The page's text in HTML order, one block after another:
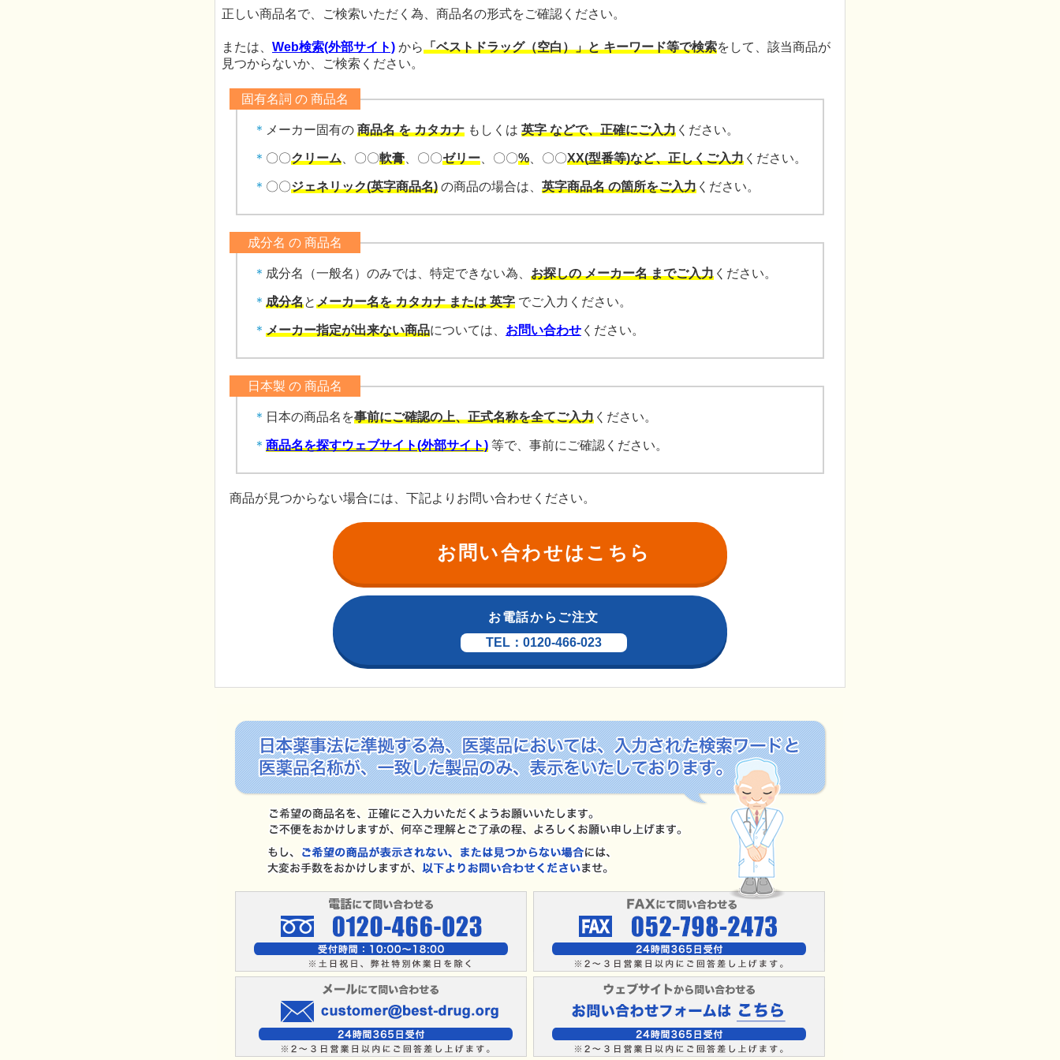
正しい商品名で、ご検索いただく為、商品名の形式をご確認ください。
または、 Web検索(外部サイト) から「ベストドラッグ（空白）」と キーワード等で検索をして、該当商品が
見つからないか、ご検索ください。
固有名詞 の 商品名
メーカー固有の 商品名 を カタカナ もしくは 英字 などで、正確にご入力 ください。
〇〇クリーム 、〇〇軟膏 、〇〇ゼリー 、〇〇% 、〇〇XX(型番等)など、正しくご入力 ください。
〇〇ジェネリック(英字商品名) の商品の場合は、 英字商品名 の箇所をご入力 ください。
成分名 の 商品名
成分名（一般名）のみでは、特定できない為、 お探しの メーカー名 までご入力 ください。
成分名とメーカー名を カタカナ または 英字 でご入力ください。
メーカー指定が出来ない商品については、 お問い合わせ ください。
日本製 の 商品名
日本の商品名を事前にご確認の上、正式名称を全てご入力 ください。
商品名を探すウェブサイト(外部サイト) 等で、事前にご確認ください。
商品が見つからない場合には、下記よりお問い合わせください。
お問い合わせはこちら
お電話からご注文
TEL：0120-466-023